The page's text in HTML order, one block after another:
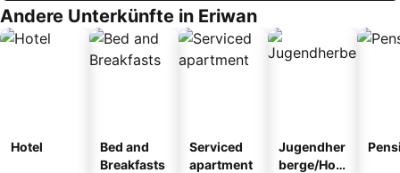
Andere Unterkünfte in Eriwan
Hotel
Bed and
Breakfasts
Serviced
apartment
Jugendher
berge/Hos